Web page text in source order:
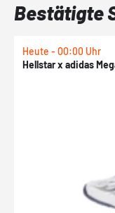
Bestätigte
Heute - 00:00 Uhr
Hellstar x adidas